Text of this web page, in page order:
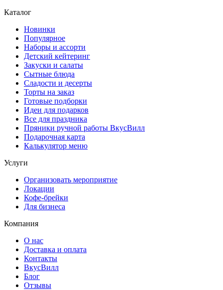
Каталог
Новинки
Популярное
Наборы и ассорти
Детский кейтеринг
Закуски и салаты
Сытные блюда
Сладости и десерты
Торты на заказ
Готовые подборки
Идеи для подарков
Все для праздника
Пряники ручной работы ВкусВилл
Подарочная карта
Калькулятор меню
Услуги
Организовать мероприятие
Локации
Кофе-брейки
Для бизнеса
Компания
О нас
Доставка и оплата
Контакты
ВкусВилл
Блог
Отзывы